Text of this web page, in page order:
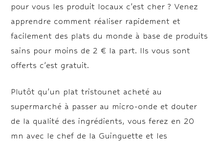
pour vous les produit locaux c’est cher ? Venez
apprendre comment réaliser rapidement et
facilement des plats du monde à base de produits
sains pour moins de 2 € la part. Ils vous sont
offerts c’est gratuit.
Plutôt qu’un plat tristounet acheté au
supermarché à passer au micro-onde et douter
de la qualité des ingrédients, vous ferez en 20
mn avec le chef de la Guinguette et les